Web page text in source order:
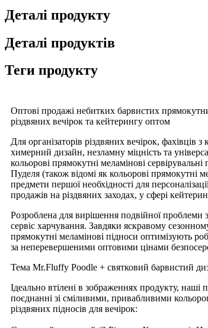
Деталі продукту
Деталі продуктів
Теги продукту
Оптові продажі небитких барвистих
різдвяних вечірок та кейтерингу оптом
Для організаторів різдвяних вечірок,
химерний дизайн, незламну міцність та
кольорові прямокутні меламінові
Пуделя (також відомі як кольорові прямокутні
предмети першої необхідності для
продажів на різдвяних заходах, у сфері
Розроблена для вирішення подвійної проблеми
сервіс харчування. Завдяки яскравому
прямокутні меламінові підноси оптимізують
за неперевершеними оптовими цінами
Тема Mr.Fluffy Poodle + святковий барвистий
Ідеально втілені в зображеннях продукту, наші
поєднанні зі сміливими, привабливими
різдвяних підносів для вечірок: